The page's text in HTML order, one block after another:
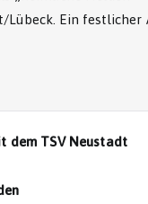
Ein festlicher
dem TSV Neustadt